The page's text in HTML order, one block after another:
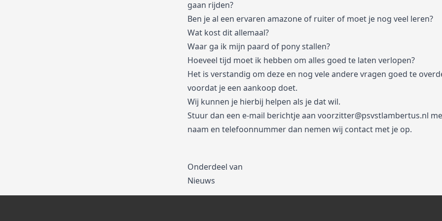
gaan rijden?
Ben je al een ervaren amazone of ruiter of moet je nog veel leren?
Wat kost dit allemaal?
Waar ga ik mijn paard of pony stallen?
Hoeveel tijd moet ik hebben om alles goed te laten verlopen?
Het is verstandig om deze en nog vele andere vragen goed te
voordat je een aankoop doet.
Wij kunnen je hierbij helpen als je dat wil.
Stuur dan een e-mail berichtje aan voorzitter@psvstlambertus.nl
naam en telefoonnummer dan nemen wij contact met je op.
Onderdeel van
Nieuws